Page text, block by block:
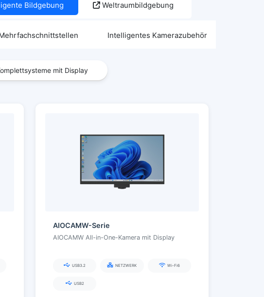
Bildgebung Weltraumbildgebung
Intelligentes Kamerazubehör
mit Display
AIOCAMW-Serie
AIOCAMW All-in-One-Kamera mit Display
USB3.2 NETZWERK Wi-Fi6
USB2